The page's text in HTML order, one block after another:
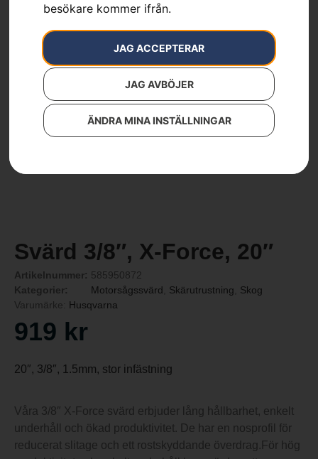
besökare kommer ifrån.
JAG ACCEPTERAR
JAG AVBÖJER
ÄNDRA MINA INSTÄLLNINGAR
Svärd 3/8″, X-Force, 20″
Artikelnummer: 585950872
Kategorier:
Motorsågssvärd Skärutrustning
Skog
Varumärke: Husqvarna
919 kr
20″, 3/8″, 1.5mm, stor infästning
Våra 3/8″ X-Force svärd erbjuder lång hållbarhet, enkelt
underhåll och ökad produktivitet. De har en nosprofil för
reducerat slitage och ett rostskyddande överdrag.För hög